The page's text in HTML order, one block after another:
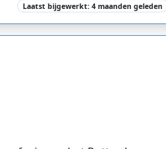
Laatst bijgewerkt: 4 maanden geleden